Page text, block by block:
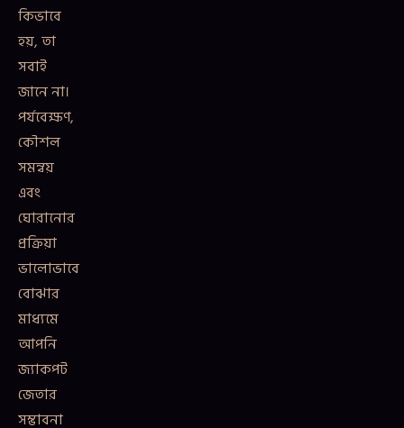
কিভাবে
হয়, তা
সবাই
জানে না।
পর্যবেক্ষণ,
কৌশল
সমন্বয়
এবং
ঘোরানোর
প্রক্রিয়া
ভালোভাবে
বোঝার
মাধ্যমে
আপনি
জ্যাকপট
জেতার
সম্ভাবনা